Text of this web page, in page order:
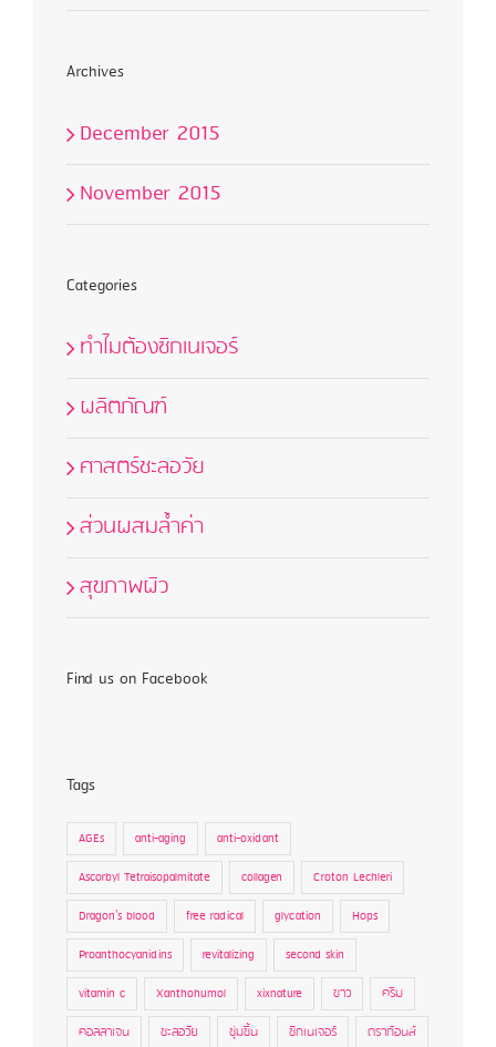
Archives
December 2015
November 2015
Categories
ทำไมต้องซิกเนเจอร์
ผลิตภัณฑ์
ศาสตร์ชะลอวัย
ส่วนผสมล้ำค่า
สุขภาพผิว
Find us on Facebook
Tags
AGEs anti-aging
anti-oxidant
Ascorbyl Tetraisopalmitate
collagen
Croton Lechleri
Dragon's blood
free radical glycation
Hops
Proanthocyanidins
revitalizing
second skin
vitamin c
Xanthohumol xixnature ขาว
ครีม
คอลลาเจน
ชะลอวัย ชุ่มชื้น ซิกเนเจอร์
ดราก้อนส์